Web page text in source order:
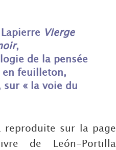
Vierge
,
de la pensée
en feuilleton,
« la voie du
reproduite sur la page
de León-Portilla